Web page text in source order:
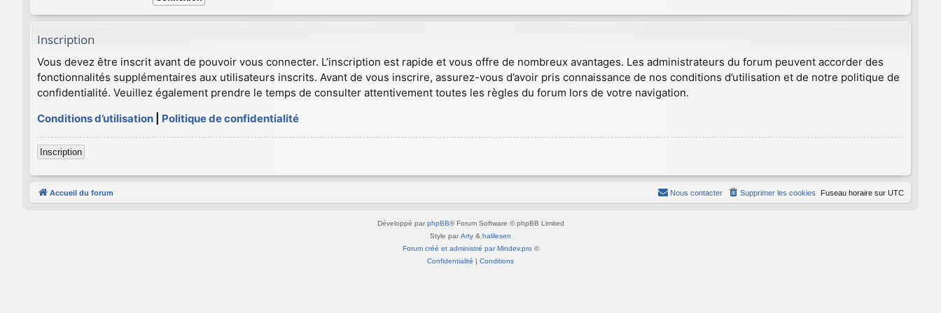
Inscription
Vous devez être inscrit avant de pouvoir vous connecter. L’inscription est rapide et vous offre de nombreux avantages. Les administrateurs du forum peuvent accorder des
fonctionnalités supplémentaires aux utilisateurs inscrits. Avant de vous inscrire, assurez-vous d’avoir pris connaissance de nos conditions d’utilisation et de notre politique de
confidentialité. Veuillez également prendre le temps de consulter attentivement toutes les règles du forum lors de votre navigation.
Conditions d’utilisation
Politique de confidentialité
Inscription
Accueil du forum Fuseau horaire sur UTC
Supprimer les cookies
Nous contacter
Développé par phpBB® Forum Software © phpBB Limited
Style par Arty & halilesen
Forum créé et administré par Mindev.pro ©
Confidentialité | Conditions